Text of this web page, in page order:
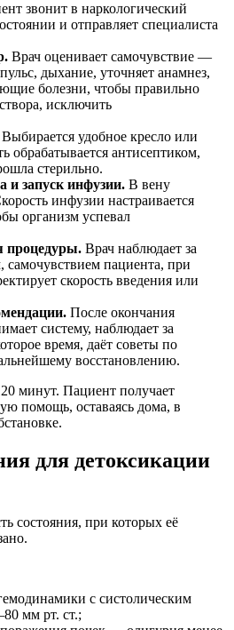
звонит в наркологический
и отправляет специалиста
Врач оценивает самочувствие —
дыхание, уточняет анамнез,
болезни, чтобы правильно
исключить
Выбирается удобное кресло или
обрабатывается антисептиком,
стерильно.
и запуск инфузии. В вену
инфузии настраивается
организм успевал
процедуры. Врач наблюдает за
самочувствием пациента, при
скорость введения или
После окончания
систему, наблюдает за
время, даёт советы по
восстановлению.
минут. Пациент получает
помощь, оставаясь дома, в
для детоксикации
состояния, при которых её
с систолическим
мм рт. ст.;